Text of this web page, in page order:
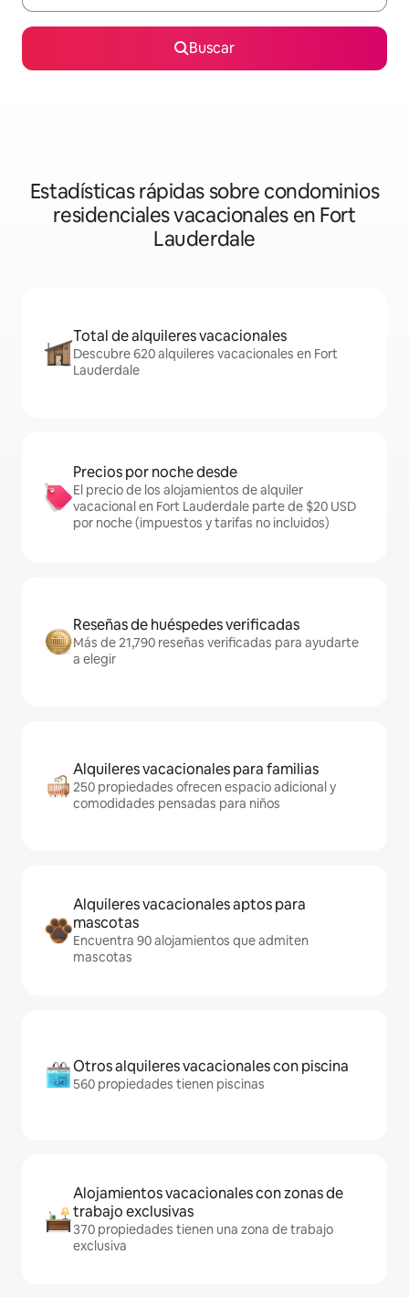
Buscar
Estadísticas rápidas sobre condominios
residenciales vacacionales en Fort
Lauderdale
Total de alquileres vacacionales
Descubre 620 alquileres vacacionales en Fort
Lauderdale
Precios por noche desde
El precio de los alojamientos de alquiler
vacacional en Fort Lauderdale parte de $20 USD
por noche (impuestos y tarifas no incluidos)
Reseñas de huéspedes verificadas
Más de 21,790 reseñas verificadas para ayudarte
a elegir
Alquileres vacacionales para familias
250 propiedades ofrecen espacio adicional y
comodidades pensadas para niños
Alquileres vacacionales aptos para
mascotas
Encuentra 90 alojamientos que admiten
mascotas
Otros alquileres vacacionales con piscina
560 propiedades tienen piscinas
Alojamientos vacacionales con zonas de
trabajo exclusivas
370 propiedades tienen una zona de trabajo
exclusiva